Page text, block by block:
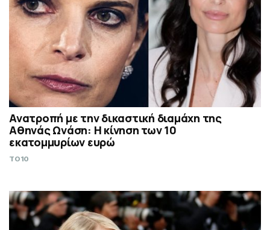
Ανατροπή με την δικαστική διαμάχη της
Αθηνάς Ωνάση: Η κίνηση των 10
εκατομμυρίων ευρώ
TO10